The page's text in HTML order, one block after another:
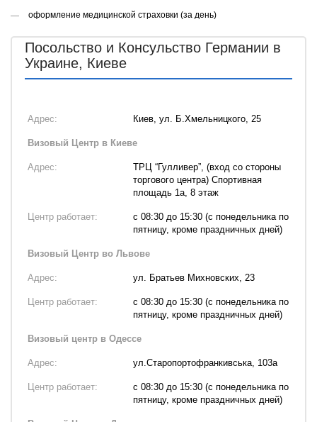
оформление медицинской страховки (за день)
Посольство и Консульство Германии в
Украине, Киеве
Адрес: Киев, ул. Б.Хмельницкого, 25
Визовый Центр в Киеве
Адрес:
ТРЦ “Гулливер”, (вход со стороны
торгового центра) Спортивная
площадь 1а, 8 этаж
Центр работает:
с 08:30 до 15:30 (с понедельника по
пятницу, кроме праздничных дней)
Визовый Центр во Львове
Адрес: ул. Братьев Михновских, 23
Центр работает:
с 08:30 до 15:30 (с понедельника по
пятницу, кроме праздничных дней)
Визовый центр в Одессе
Адрес: ул.Старопортофранкивська, 103а
Центр работает:
с 08:30 до 15:30 (с понедельника по
пятницу, кроме праздничных дней)